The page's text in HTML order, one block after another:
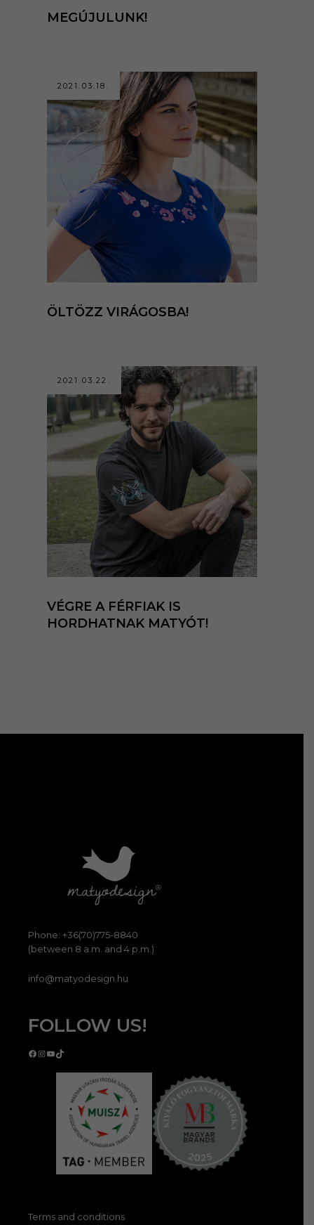
MEGÚJULUNK!
2021.03.18.
ÖLTÖZZ VIRÁGOSBA!
2021.03.22.
VÉGRE A FÉRFIAK IS
HORDHATNAK MATYÓT!
Phone: +36(70)775-8840
(between 8 a.m. and 4 p.m.)
info@matyodesign.hu
FOLLOW US!
Facebook
Instagram
YouTube
TikTok
Terms and conditions